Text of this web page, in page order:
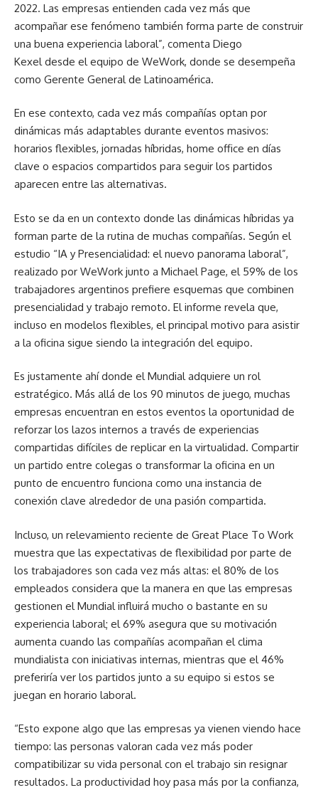
2022. Las empresas entienden cada vez más que
acompañar ese fenómeno también forma parte de construir
una buena experiencia laboral”, comenta Diego
Kexel desde el equipo de WeWork, donde se desempeña
como Gerente General de Latinoamérica.
En ese contexto, cada vez más compañías optan por
dinámicas más adaptables durante eventos masivos:
horarios flexibles, jornadas híbridas, home office en días
clave o espacios compartidos para seguir los partidos
aparecen entre las alternativas.
Esto se da en un contexto donde las dinámicas híbridas ya
forman parte de la rutina de muchas compañías. Según el
estudio “IA y Presencialidad: el nuevo panorama laboral”,
realizado por WeWork junto a Michael Page, el 59% de los
trabajadores argentinos prefiere esquemas que combinen
presencialidad y trabajo remoto. El informe revela que,
incluso en modelos flexibles, el principal motivo para asistir
a la oficina sigue siendo la integración del equipo.
Es justamente ahí donde el Mundial adquiere un rol
estratégico. Más allá de los 90 minutos de juego, muchas
empresas encuentran en estos eventos la oportunidad de
reforzar los lazos internos a través de experiencias
compartidas difíciles de replicar en la virtualidad. Compartir
un partido entre colegas o transformar la oficina en un
punto de encuentro funciona como una instancia de
conexión clave alrededor de una pasión compartida.
Incluso, un relevamiento reciente de Great Place To Work
muestra que las expectativas de flexibilidad por parte de
los trabajadores son cada vez más altas: el 80% de los
empleados considera que la manera en que las empresas
gestionen el Mundial influirá mucho o bastante en su
experiencia laboral; el 69% asegura que su motivación
aumenta cuando las compañías acompañan el clima
mundialista con iniciativas internas, mientras que el 46%
preferiría ver los partidos junto a su equipo si estos se
juegan en horario laboral.
“Esto expone algo que las empresas ya vienen viendo hace
tiempo: las personas valoran cada vez más poder
compatibilizar su vida personal con el trabajo sin resignar
resultados. La productividad hoy pasa más por la confianza,